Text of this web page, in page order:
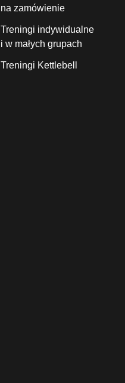
na zamówienie
Treningi indywidualne
i w małych grupach
Treningi Kettlebell